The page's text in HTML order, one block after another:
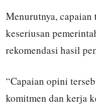
Menurutnya, capaian
keseriusan
rekomendasi hasil
“Capaian opini
komitmen dan kerja